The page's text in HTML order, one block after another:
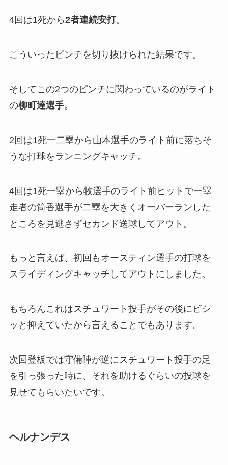
4回は1死から2者連続安打。
こういったピンチを切り抜けられた結果です。
そしてこの2つのピンチに関わっているのがライト
の柳町達選手。
2回は1死一二塁から山本選手のライト前に落ちそ
うな打球をランニングキャッチ。
4回は1死一塁から牧選手のライト前ヒットで一塁
走者の筒香選手が二塁を大きくオーバーランした
ところを見逃さずセカンド送球してアウト。
もっと言えば、初回もオースティン選手の打球を
スライディングキャッチしてアウトにしました。
もちろんこれはスチュワート投手がその後にビシ
ッと抑えていたから言えることでもあります。
次回登板では守備陣が逆にスチュワート投手の足
を引っ張った時に、それを助けるぐらいの投球を
見せてもらいたいです。
ヘルナンデス